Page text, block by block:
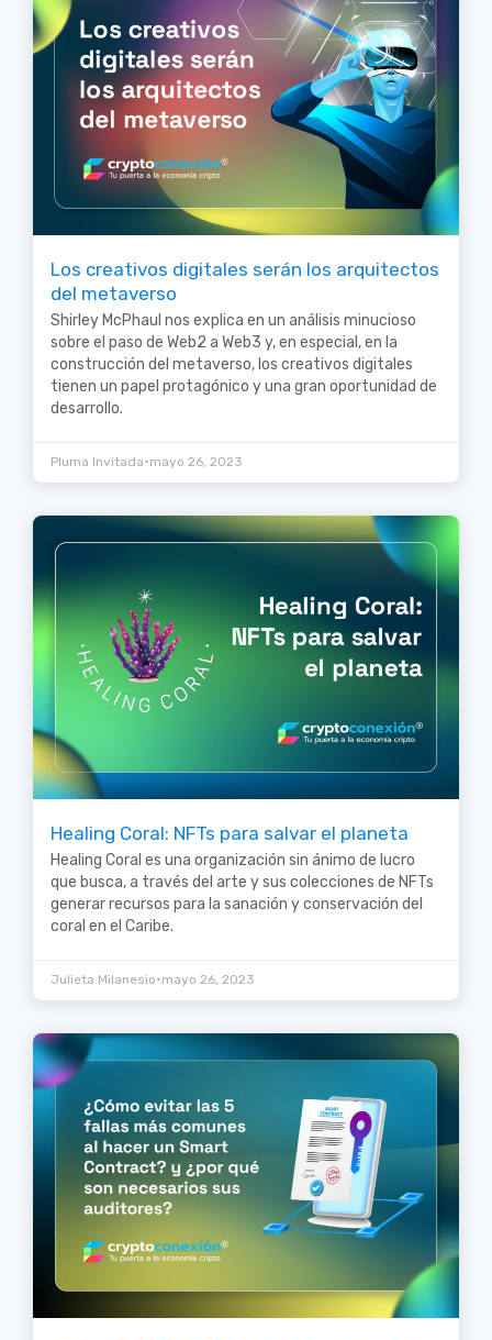
Los creativos digitales serán los arquitectos
del metaverso
Shirley McPhaul nos explica en un análisis minucioso
sobre el paso de Web2 a Web3 y, en especial, en la
construcción del metaverso, los creativos digitales
tienen un papel protagónico y una gran oportunidad de
desarrollo.
Pluma Invitada•mayo 26, 2023
Healing Coral: NFTs para salvar el planeta
Healing Coral es una organización sin ánimo de lucro
que busca, a través del arte y sus colecciones de NFTs
generar recursos para la sanación y conservación del
coral en el Caribe.
Julieta Milanesio•mayo 26, 2023